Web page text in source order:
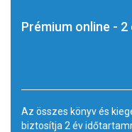
Prémium online -
Az összes könyv és
biztosítja 2 év